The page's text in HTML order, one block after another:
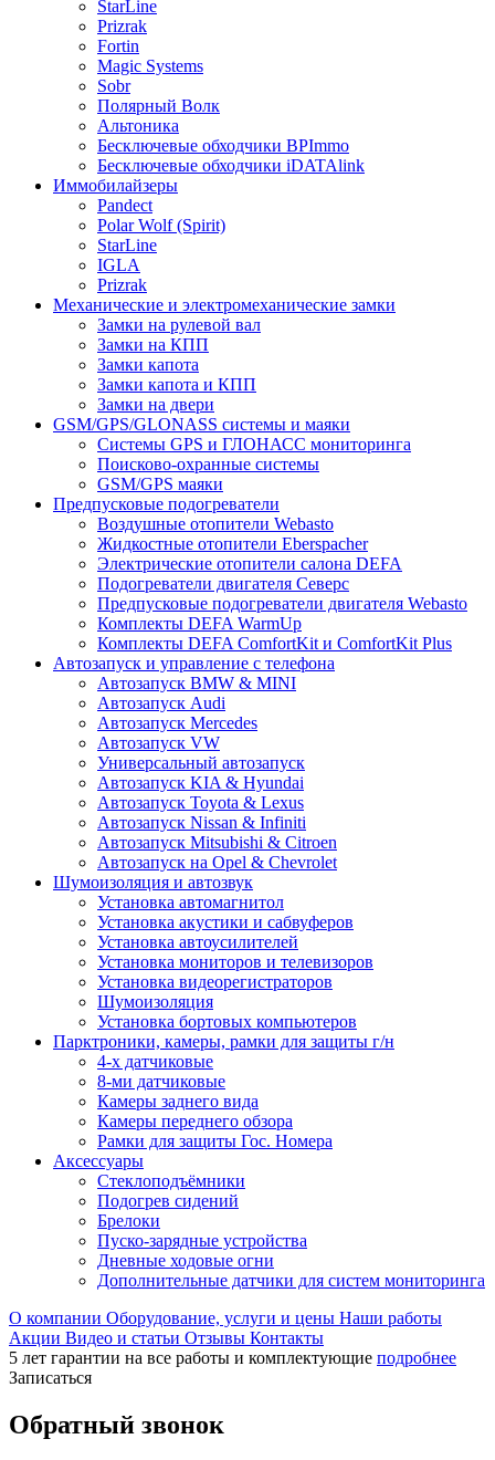
StarLine
Prizrak
Fortin
Magic Systems
Sobr
Полярный Волк
Альтоника
Бесключевые обходчики BPImmo
Бесключевые обходчики iDATAlink
Иммобилайзеры
Pandect
Polar Wolf (Spirit)
StarLine
IGLA
Prizrak
Механические и электромеханические замки
Замки на рулевой вал
Замки на КПП
Замки капота
Замки капота и КПП
Замки на двери
GSM/GPS/GLONASS системы и маяки
Системы GPS и ГЛОНАСС мониторинга
Поисково-охранные системы
GSM/GPS маяки
Предпусковые подогреватели
Воздушные отопители Webasto
Жидкостные отопители Eberspacher
Электрические отопители салона DEFA
Подогреватели двигателя Северс
Предпусковые подогреватели двигателя Webasto
Комплекты DEFA WarmUp
Комплекты DEFA ComfortKit и ComfortKit Plus
Автозапуск и управление с телефона
Автозапуск BMW & MINI
Автозапуск Audi
Автозапуск Mercedes
Автозапуск VW
Универсальный автозапуск
Автозапуск KIA & Hyundai
Автозапуск Toyota & Lexus
Автозапуск Nissan & Infiniti
Автозапуск Mitsubishi & Citroen
Автозапуск на Opel & Chevrolet
Шумоизоляция и автозвук
Установка автомагнитол
Установка акустики и сабвуферов
Установка автоусилителей
Установка мониторов и телевизоров
Установка видеорегистраторов
Шумоизоляция
Установка бортовых компьютеров
Парктроники, камеры, рамки для защиты г/н
4-х датчиковые
8-ми датчиковые
Камеры заднего вида
Камеры переднего обзора
Рамки для защиты Гос. Номера
Аксессуары
Стеклоподъёмники
Подогрев сидений
Брелоки
Пуско-зарядные устройства
Дневные ходовые огни
Дополнительные датчики для систем мониторинга
О компании Оборудование, услуги и цены Наши работы
Акции Видео и статьи Отзывы Контакты
5 лет гарантии на все работы и комплектующие подробнее
Записаться
Обратный звонок